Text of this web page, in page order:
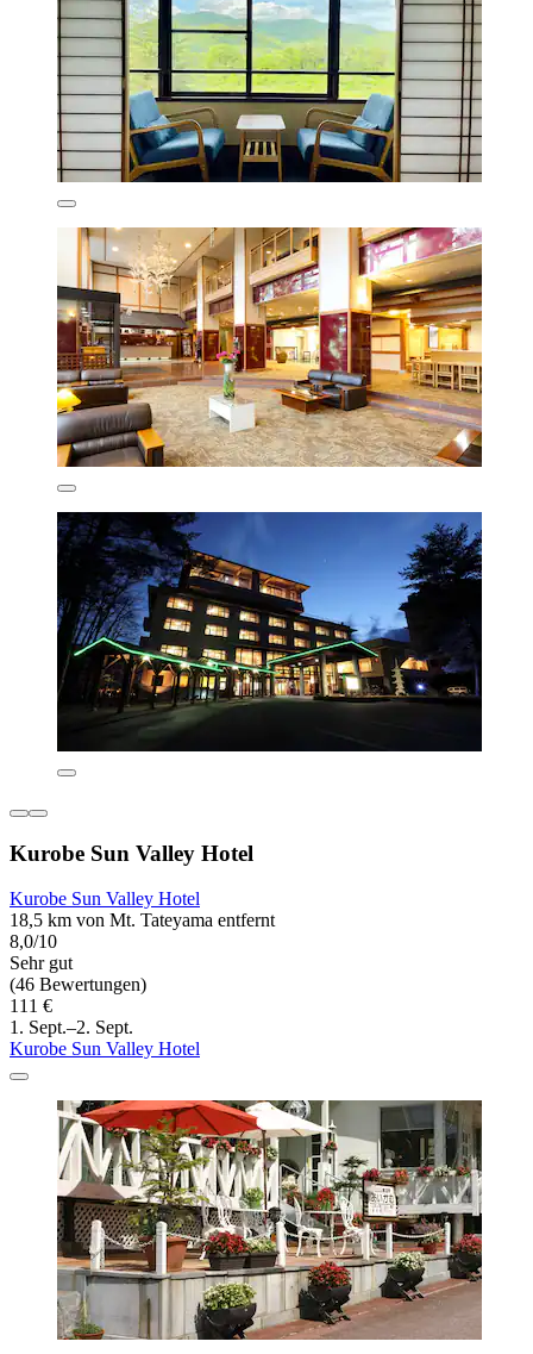
Kurobe Sun Valley Hotel
Kurobe Sun Valley Hotel
18,5 km von Mt. Tateyama entfernt
8,0/10
Sehr gut
(46 Bewertungen)
111 €
1. Sept.–2. Sept.
Kurobe Sun Valley Hotel